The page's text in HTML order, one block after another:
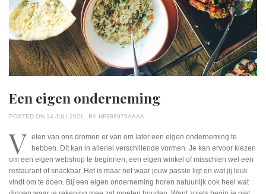
Een eigen onderneming
POSTED ON 14 JULI 2021 BY HF888979AAAA
V elen van ons dromen er van om later een eigen onderneming te
hebben. Dit kan in allerlei verschillende vormen. Je kan ervoor kiezen
om een eigen webshop te beginnen, een eigen winkel of misschien wel een
restaurant of snackbar. Het is maar net waar jouw passie ligt en wat jij leuk
vindt om te doen. Bij een eigen onderneming horen natuurlijk ook heel wat